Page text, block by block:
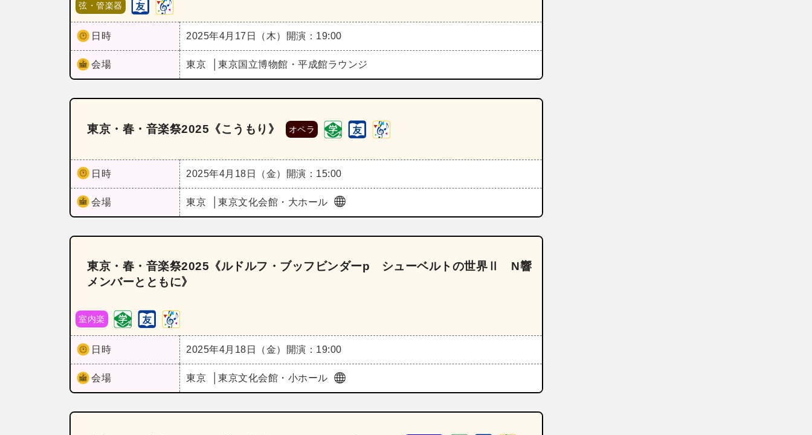
弦・管楽器
日時 2025年4月17日（木） 開演：19:00
会場 東京 東京国立博物館・平成館ラウンジ
東京・春・音楽祭2025《こうもり》 オペラ
日時 2025年4月18日（金） 開演：15:00
会場 東京 東京文化会館・大ホール
東京・春・音楽祭2025《ルドルフ・ブッフビンダーp シューベルトの世界Ⅱ N響
メンバーとともに》
室内楽
日時 2025年4月18日（金） 開演：19:00
会場 東京 東京文化会館・小ホール